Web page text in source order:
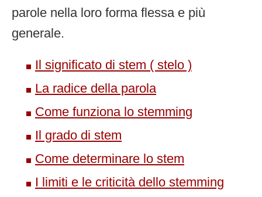
parole nella loro forma flessa e più
generale.
Il significato di stem ( stelo )
La radice della parola
Come funziona lo stemming
Il grado di stem
Come determinare lo stem
I limiti e le criticità dello stemming